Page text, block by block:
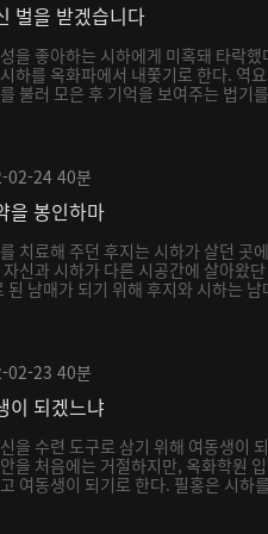
벌을 받겠습니다
을 좋아하는 시하에게 미혹돼 타락
하를 옥화파에서 내쫓기로 한다. 역
불러 모은 후 기억을 보여주는 법기
02-24 40분
을 봉인하마
치료해 주던 후지는 시하가 살던 곳
신과 시하가 다른 시공간에 살아왔
된 남매가 되기 위해 후지와 시하는 남
02-23 40분
이 되겠느냐
을 수련 도구로 삼기 위해 여동생이
을 처음에는 거절하지만, 옥화학원
여동생이 되기로 한다. 필홍은 시하